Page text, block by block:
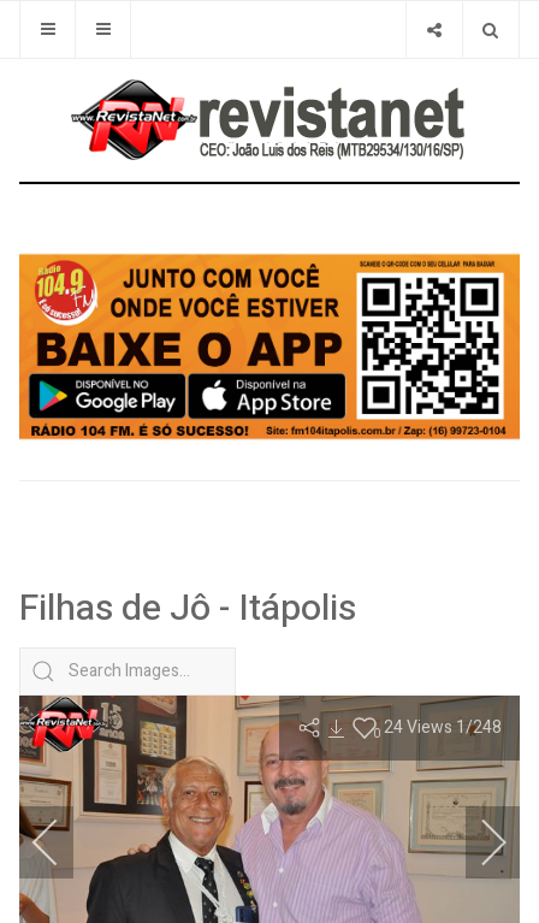
Filhas de Jô - Itápolis
0 24Views 1/248